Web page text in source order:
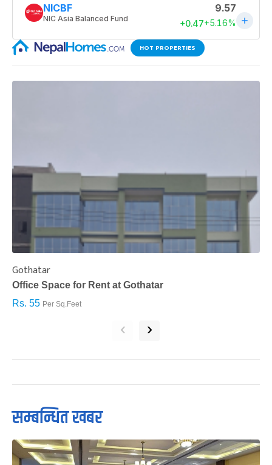
HOT PROPERTIES
Gothatar
Office Space for Rent at Gothatar
Rs. 55 Per Sq.Feet
‹ ›
सम्बन्धित खबर